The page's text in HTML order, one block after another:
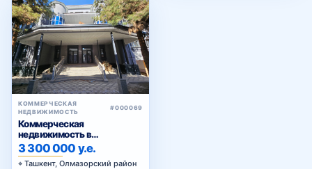
КОММЕРЧЕСКАЯ
НЕДВИЖИМОСТЬ
#000069
Коммерческая
недвижимость в
Алмазарском р-н 19 соток с
застройкой 2300 м²
3 300 000 у.е.
2300 кв м • 19 сот. • Отдельно
стоящие здания
Подробнее